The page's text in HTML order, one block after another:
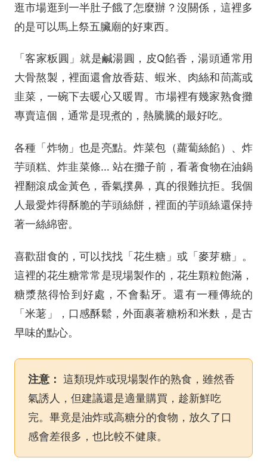
逛市場逛到一半肚子餓了怎麼辦？沒關係，這裡多
的是可以馬上祭五臟廟的好東西。
「客家粄圓」就是鹹湯圓，皮Q餡香，湯頭通常用
大骨熬製，裡面還會放香菇、蝦米、肉絲和茼蒿或
韭菜，一碗下去暖心又暖胃。市場裡有幾家熟食攤
專賣這個，通常是現煮的，熱騰騰的最好吃。
各種「炸物」也是亮點。炸菜包（蘿蔔絲餡）、炸
芋頭糕、炸韭菜條… 站在攤子前，看著食物在油鍋
裡翻滾成金黃色，香氣撲鼻，真的很難抗拒。我個
人最愛炸得酥脆的芋頭絲餅，裡面的芋頭絲還保持
著一絲綿密。
喜歡甜食的，可以找找「花生糖」或「麥芽糖」。
這裡的花生糖常常是現場製作的，花生顆粒飽滿，
糖漿熬得恰到好處，不會黏牙。還有一種傳統的
「米荖」，口感酥鬆，外面裹著糖粉和米麩，是古
早味的點心。
注意： 這類現炸或現場製作的熟食，雖然香
氣誘人，但建議還是適量購買，趁新鮮吃
完。畢竟是油炸或高糖分的食物，放久了口
感會差很多，也比較不健康。